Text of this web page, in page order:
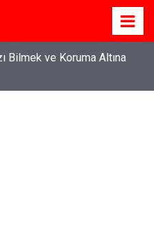
Bilmek ve Koruma Altına